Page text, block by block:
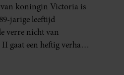
koningin Victoria is
jarige leeftijd
verre nicht van
gaat een heftig verhaal